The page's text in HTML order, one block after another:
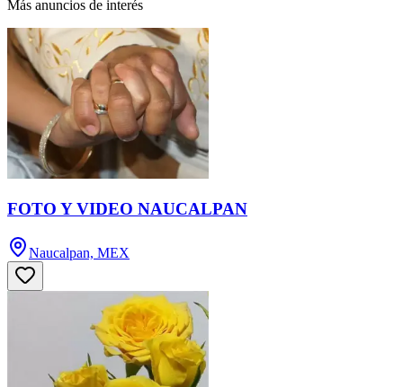
Más anuncios de interés
FOTO Y VIDEO NAUCALPAN
Naucalpan, MEX